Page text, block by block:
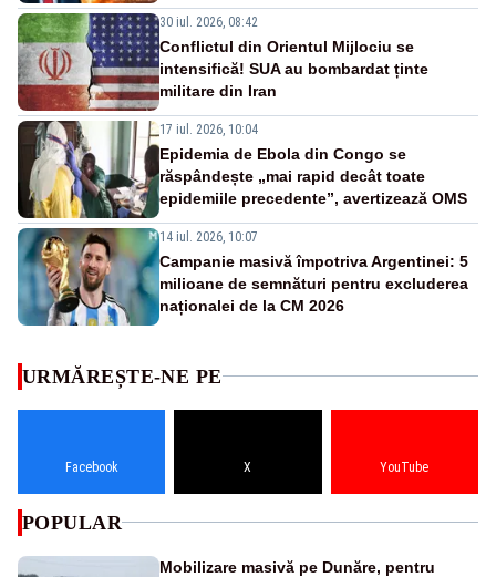
30 iul. 2026, 08:42
Conflictul din Orientul Mijlociu se
intensifică! SUA au bombardat ținte
militare din Iran
17 iul. 2026, 10:04
Epidemia de Ebola din Congo se
răspândește „mai rapid decât toate
epidemiile precedente”, avertizează OMS
14 iul. 2026, 10:07
Campanie masivă împotriva Argentinei: 5
milioane de semnături pentru excluderea
naționalei de la CM 2026
URMĂREȘTE-NE PE
Facebook X YouTube
POPULAR
Mobilizare masivă pe Dunăre, pentru